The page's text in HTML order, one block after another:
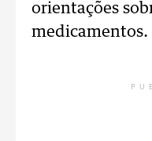
orientações
medicamentos.